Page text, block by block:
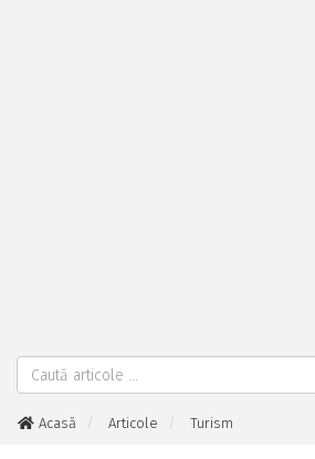
Acasă Articole
Turism